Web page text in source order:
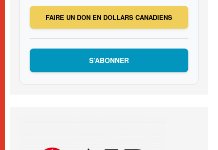
FAIRE UN DON EN DOLLARS CANADIENS
S’ABONNER